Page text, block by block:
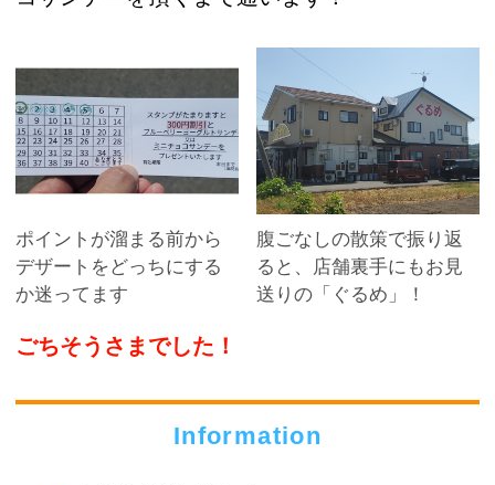
ポイントが溜まる前から
デザートをどっちにする
か迷ってます
腹ごなしの散策で振り返
ると、店舗裏手にもお見
送りの「ぐるめ」！
ごちそうさまでした！
Information